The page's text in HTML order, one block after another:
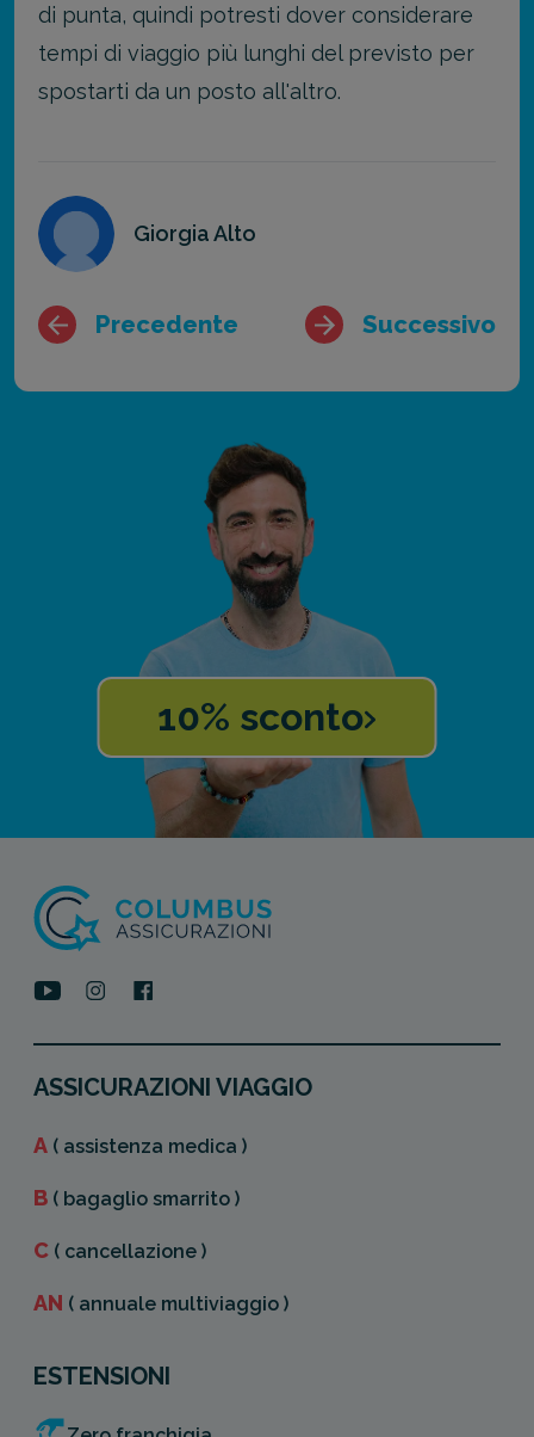
di punta, quindi potresti dover considerare
tempi di viaggio più lunghi del previsto per
spostarti da un posto all'altro.
Giorgia Alto
Precedente Successivo
10% sconto
ASSICURAZIONI VIAGGIO
A ( assistenza medica )
B ( bagaglio smarrito )
C ( cancellazione )
AN ( annuale multiviaggio )
ESTENSIONI